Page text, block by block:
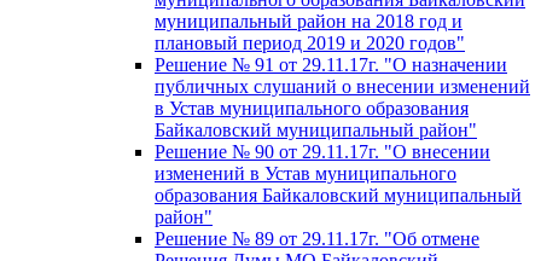
муниципальный район на 2018 год и
плановый период 2019 и 2020 годов"
Решение № 91 от 29.11.17г. "О назначении
публичных слушаний о внесении изменений
в Устав муниципального образования
Байкаловский муниципальный район"
Решение № 90 от 29.11.17г. "О внесении
изменений в Устав муниципального
образования Байкаловский муниципальный
район"
Решение № 89 от 29.11.17г. "Об отмене